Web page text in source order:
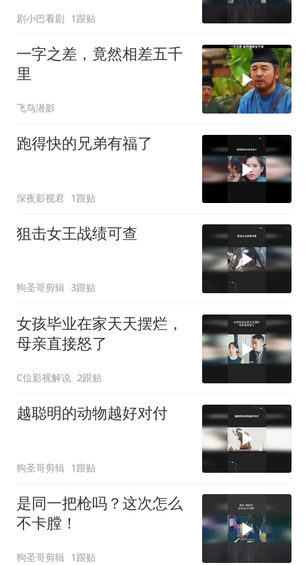
剧小巴看剧 1跟贴
一字之差，竟然相差五千
里
飞鸟潜影
跑得快的兄弟有福了
深夜影视君 1跟贴
狙击女王战绩可查
狗圣哥剪辑 3跟贴
女孩毕业在家天天摆烂，
母亲直接怒了
C位影视解说 2跟贴
越聪明的动物越好对付
狗圣哥剪辑 1跟贴
是同一把枪吗？这次怎么
不卡膛！
狗圣哥剪辑 1跟贴